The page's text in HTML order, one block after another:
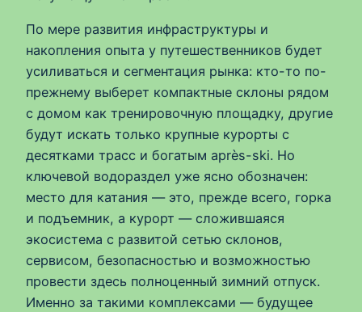
По мере развития инфраструктуры и
накопления опыта у путешественников будет
усиливаться и сегментация рынка: кто-то по-
прежнему выберет компактные склоны рядом
с домом как тренировочную площадку, другие
будут искать только крупные курорты с
десятками трасс и богатым après-ski. Но
ключевой водораздел уже ясно обозначен:
место для катания — это, прежде всего, горка
и подъемник, а курорт — сложившаяся
экосистема с развитой сетью склонов,
сервисом, безопасностью и возможностью
провести здесь полноценный зимний отпуск.
Именно за такими комплексами — будущее